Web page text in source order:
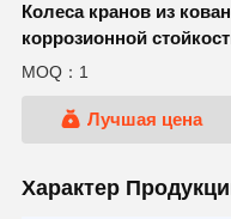
Колеса кранов из
коррозионной
для тяжелых
MOQ：1
Лучшая цена
Характер